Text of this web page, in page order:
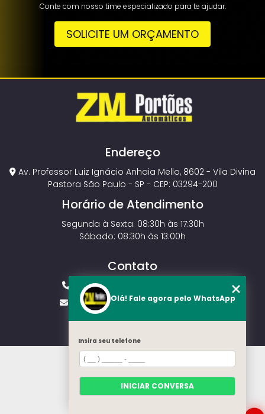
Conte com nosso time especializado para te ajudar.
SOLICITE UM ORÇAMENTO
Endereço
Av. Professor Luiz Ignácio Anhaia Mello, 8602 - Vila Divina
Pastora São Paulo - SP - CEP: 03294-200
Horário de Atendimento
Segunda à Sexta: 08:30h às 17:30h
Sábado: 08:30h às 13:00h
Contato
(11) 2143-4826
vendas.zmportoes@gmail.com
HOME
MODELOS
CONTATO
Olá! Fale agora pelo WhatsApp
Insira seu telefone
INICIAR CONVERSA